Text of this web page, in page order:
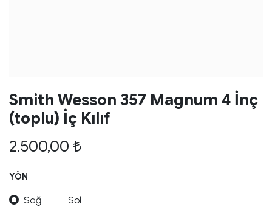
Smith Wesson 357 Magnum 4 İnç
(toplu) İç Kılıf
2.500,00 ₺
YÖN
Sağ Sol